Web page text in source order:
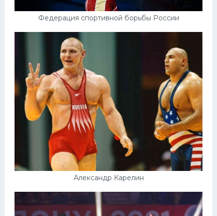
Федерация спортивной борьбы России
Александр Карелин